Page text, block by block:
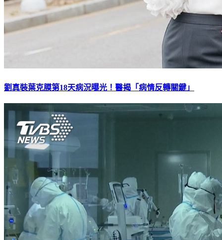
劉真裝葉克膜第18天病況曝光！醫揭「病情反轉關鍵」